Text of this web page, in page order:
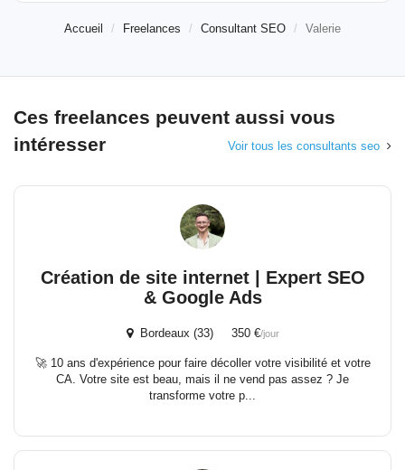
Accueil Freelances Consultant SEO Valerie
Ces freelances peuvent aussi vous
intéresser
Voir tous les consultants seo
Création de site internet | Expert SEO
& Google Ads
Bordeaux (33) 350 €/jour
🚀 10 ans d'expérience pour faire décoller votre visibilité et votre
CA. Votre site est beau, mais il ne vend pas assez ? Je
transforme votre p...